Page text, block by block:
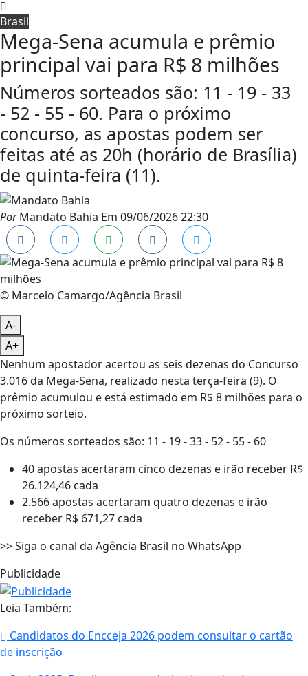
Brasil
Mega-Sena acumula e prêmio
principal vai para R$ 8 milhões
Números sorteados são: 11 - 19 - 33
- 52 - 55 - 60. Para o próximo
concurso, as apostas podem ser
feitas até as 20h (horário de Brasília)
de quinta-feira (11).
PorMandato Bahia Em 09/06/2026 22:30
© Marcelo Camargo/Agência Brasil
A-
A+
Nenhum apostador acertou as seis dezenas do Concurso
3.016 da Mega-Sena, realizado nesta terça-feira (9). O
prêmio acumulou e está estimado em R$ 8 milhões para o
próximo sorteio.
Os números sorteados são: 11 - 19 - 33 - 52 - 55 - 60
40 apostas acertaram cinco dezenas e irão receber R$
26.124,46 cada
2.566 apostas acertaram quatro dezenas e irão
receber R$ 671,27 cada
>> Siga o canal da Agência Brasil no WhatsApp
Publicidade
Leia Também:
Candidatos do Encceja 2026 podem consultar o cartão
de inscrição